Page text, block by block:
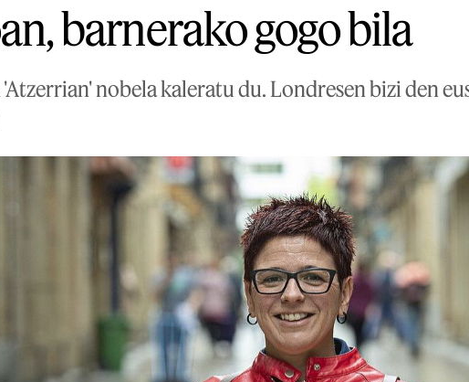
barnerako gogo bila
'Atzerrian' nobela kaleratu du. Londresen bizi den